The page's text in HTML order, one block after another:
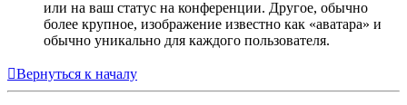
или на ваш статус на конференции. Другое, обычно
более крупное, изображение известно как «аватара» и
обычно уникально для каждого пользователя.
Вернуться к началу